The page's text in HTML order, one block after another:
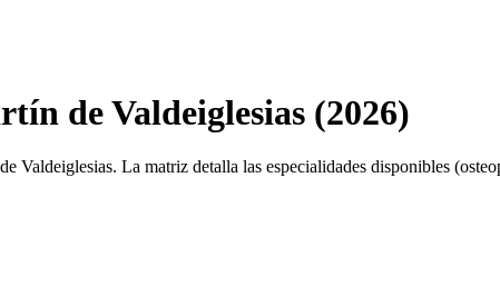
de Valdeiglesias (2026)
Valdeiglesias. La matriz detalla las especialidades disponibles